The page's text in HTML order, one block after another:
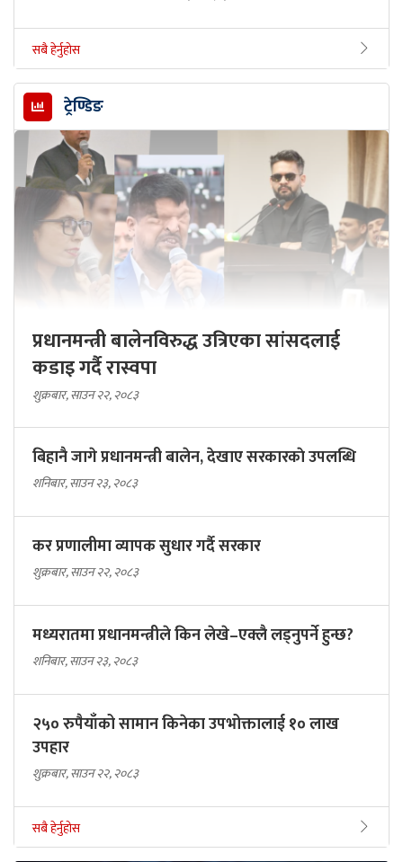
सबै हेर्नुहोस
ट्रेण्डिङ
प्रधानमन्त्री बालेनविरुद्ध उत्रिएका सांसदलाई
कडाइ गर्दै रास्वपा
शुक्रबार, साउन २२, २०८३
बिहानै जागे प्रधानमन्त्री बालेन, देखाए सरकारकाे उपलब्धि
शनिबार, साउन २३, २०८३
कर प्रणालीमा व्यापक सुधार गर्दै सरकार
शुक्रबार, साउन २२, २०८३
मध्यरातमा प्रधानमन्त्रीले किन लेखे–एक्लै लड्नुपर्ने हुन्छ?
शनिबार, साउन २३, २०८३
२५० रुपैयाँको सामान किनेका उपभोक्तालाई १० लाख
उपहार
शुक्रबार, साउन २२, २०८३
सबै हेर्नुहोस